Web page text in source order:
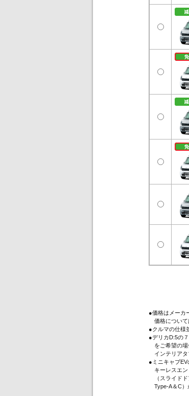
●価格はメーカ
価格について
●クルマの仕様
●デリカD:5の
をご希望の場
インテリアタ
●ミニキャブ
キーレスエン
（スライドド
Type-A＆C）